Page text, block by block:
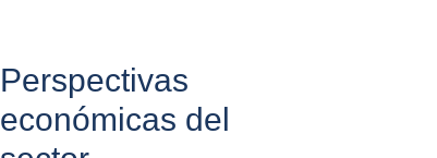
Perspectivas
económicas del